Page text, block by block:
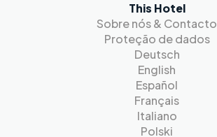
This Hotel
Sobre nós & Contacto
Proteção de dados
Deutsch
English
Español
Français
Italiano
Polski